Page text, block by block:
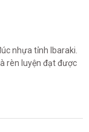
nhựa tỉnh Ibaraki.
rèn luyện đạt được